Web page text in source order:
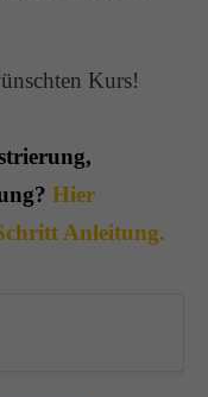
Kurs!
Hier
Anleitung.